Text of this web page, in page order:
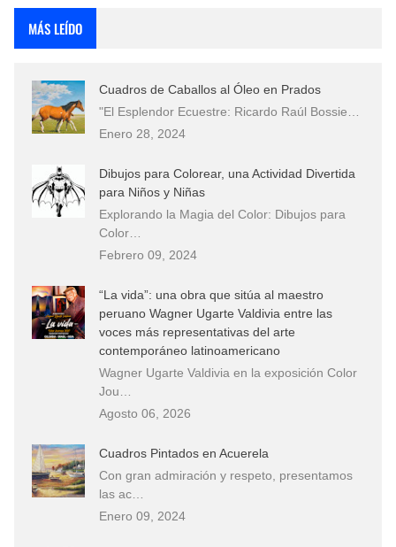
MÁS LEÍDO
Cuadros de Caballos al Óleo en Prados
"El Esplendor Ecuestre: Ricardo Raúl Bossie…
Enero 28, 2024
Dibujos para Colorear, una Actividad Divertida
para Niños y Niñas
Explorando la Magia del Color: Dibujos para
Color…
Febrero 09, 2024
“La vida”: una obra que sitúa al maestro
peruano Wagner Ugarte Valdivia entre las
voces más representativas del arte
contemporáneo latinoamericano
Wagner Ugarte Valdivia en la exposición Color
Jou…
Agosto 06, 2026
Cuadros Pintados en Acuerela
Con gran admiración y respeto, presentamos
las ac…
Enero 09, 2024